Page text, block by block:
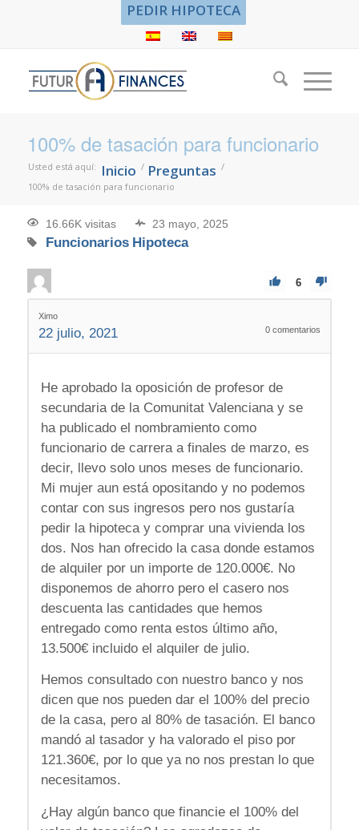
PEDIR HIPOTECA
100% de tasación para funcionario
Usted está aquí: Inicio / Preguntas /
100% de tasación para funcionario
16.66K visitas 23 mayo, 2025
Funcionarios Hipoteca
6
Ximo
22 julio, 2021 0 comentarios
He aprobado la oposición de profesor de
secundaria de la Comunitat Valenciana y se
ha publicado el nombramiento como
funcionario de carrera a finales de marzo, es
decir, llevo solo unos meses de funcionario.
Mi mujer aun está opositando y no podemos
contar con sus ingresos pero nos gustaría
pedir la hipoteca y comprar una vivienda los
dos. Nos han ofrecido la casa donde estamos
de alquiler por un importe de 120.000€. No
disponemos de ahorro pero el casero nos
descuenta las cantidades que hemos
entregado como renta estos último año,
13.500€ incluido el alquiler de julio.
Hemos consultado con nuestro banco y nos
dicen que nos pueden dar el 100% del precio
de la casa, pero al 80% de tasación. El banco
mandó al tasador y ha valorado el piso por
121.360€, por lo que ya no nos prestan lo que
necesitamos.
¿Hay algún banco que financie el 100% del